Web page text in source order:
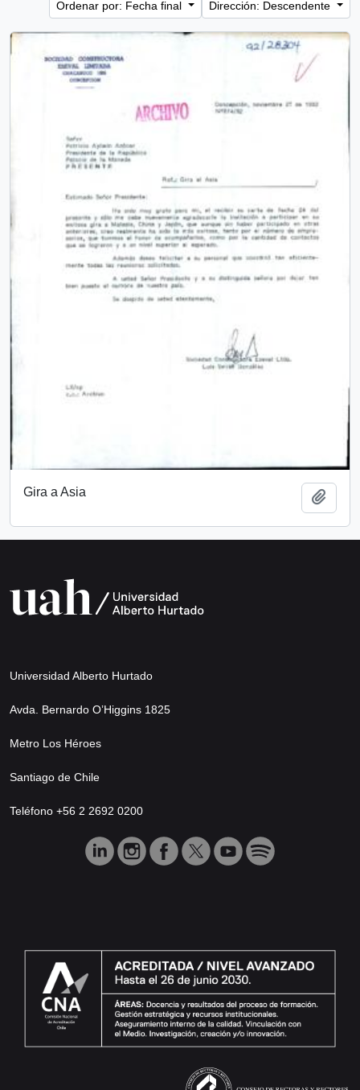
Ordenar por: Fecha final
Dirección: Descendente
Gira a Asia
Universidad Alberto Hurtado
Avda. Bernardo O’Higgins 1825
Metro Los Héroes
Santiago de Chile
Teléfono +56 2 2692 0200